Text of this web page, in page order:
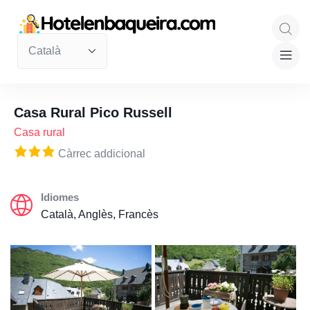
Casa Rural Pico Russell
Casa rural
Càrrec addicional
Idiomes
Català, Anglès, Francès